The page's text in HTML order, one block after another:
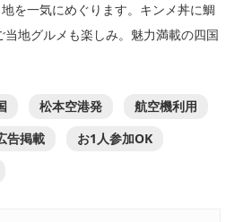
を一気にめぐります。キンメ丼に鯛
地グルメも楽しみ。魅力満載の四国
松本空港発
航空機利用
告掲載
お1人参加OK